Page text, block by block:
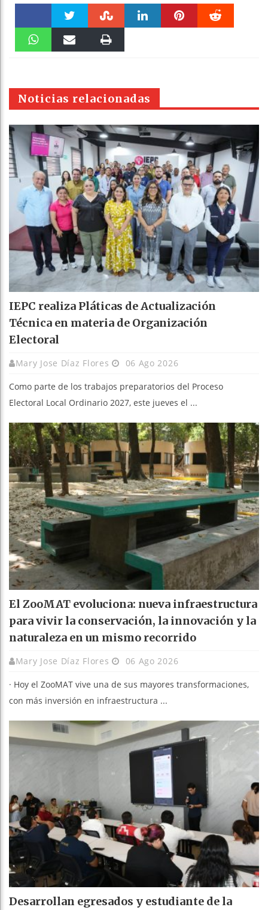
Faceboo Twitter Stumble
pt
Noticias relacionadas
IEPC realiza Pláticas de Actualización
Técnica en materia de Organización
Electoral
Mary Jose Díaz Flores 06 Ago 2026
Como parte de los trabajos preparatorios del Proceso
Electoral Local Ordinario 2027, este jueves el ...
El ZooMAT evoluciona: nueva infraestructura
para vivir la conservación, la innovación y la
naturaleza en un mismo recorrido
Mary Jose Díaz Flores 06 Ago 2026
· Hoy el ZooMAT vive una de sus mayores transformaciones,
con más inversión en infraestructura ...
Desarrollan egresados y estudiante de la